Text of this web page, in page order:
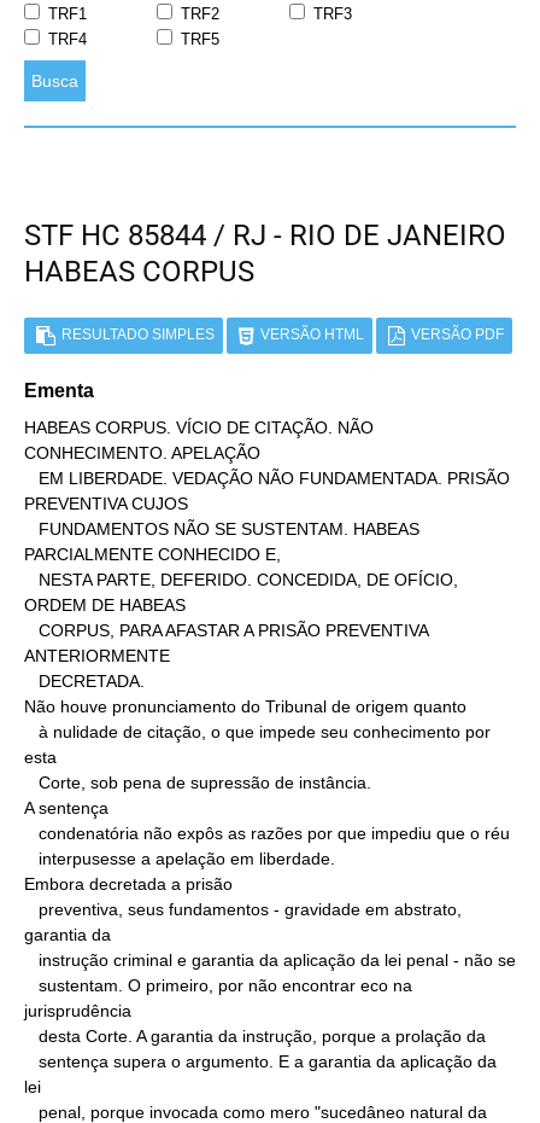
TRF1
TRF2
TRF3
TRF4
TRF5
Busca
STF HC 85844 / RJ - RIO DE JANEIRO
HABEAS CORPUS
RESULTADO SIMPLES VERSÃO HTML VERSÃO PDF
Ementa
HABEAS CORPUS. VÍCIO DE CITAÇÃO. NÃO
CONHECIMENTO. APELAÇÃO
PREVENTIVA CUJOS
PARCIALMENTE CONHECIDO E,
ORDEM DE HABEAS
ANTERIORMENTE
Não houve pronunciamento do Tribunal de origem quanto
esta
A sentença
Embora decretada a prisão
garantia da
jurisprudência
lei